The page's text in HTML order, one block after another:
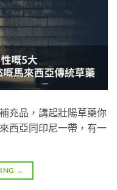
充品，講起壯陽草藥你
西亞同印尼一帶，有一
→